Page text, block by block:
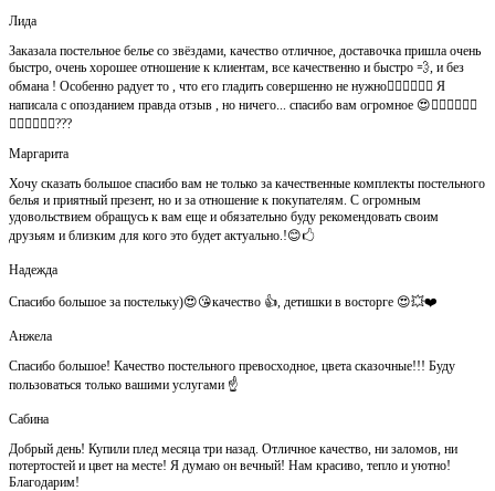
Лида
Заказала постельное белье со звёздами, качество отличное, доставочка пришла очень
быстро, очень хорошее отношение к клиентам, все качественно и быстро 💨, и без
обмана ! Особенно радует то , что его гладить совершенно не нужно👍🏻👍🏻🙈😄 Я
написала с опозданием правда отзыв , но ничего... спасибо вам огромное 😍👍🏻👍🏻👏🏻
👌🏻👌🏻👌🏻???
Маргарита
Хочу сказать большое спасибо вам не только за качественные комплекты постельного
белья и приятный презент, но и за отношение к покупателям. С огромным
удовольствием обращусь к вам еще и обязательно буду рекомендовать своим
друзьям и близким для кого это будет актуально.!😊🖒
Надежда
Спасибо большое за постельку)😍😘качество 👍, детишки в восторге 😍💥❤️
Анжела
Спасибо большое! Качество постельного превосходное, цвета сказочные!!! Буду
пользоваться только вашими услугами ☝️
Сабина
Добрый день! Купили плед месяца три назад. Отличное качество, ни заломов, ни
потертостей и цвет на месте! Я думаю он вечный! Нам красиво, тепло и уютно!
Благодарим!